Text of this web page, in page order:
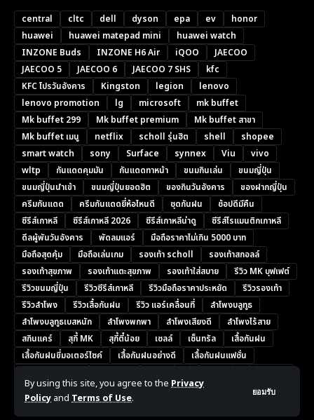
By using this site, you agree to the Privacy
Policy and Terms of Use.
ยอมรับ
central cltc dell dyson epa ev
honor
huawei
huawei matepad mini
huawei watch
INZONE Buds
INZONE H6 Air iQOO
JAECOO
JAECOO 5
JAECOO 6 JAECOO 7 SHS
kfc
KFC โปรวันอังคาร
Kingston legion
lenovo
lenovo promotion
lg microsoft
mk buffet
Mk buffet 299
Mk buffet premium
Mk buffet สาขา
Mk buffet เมนู
netflix scholl รุ่นฮิต shell
shopee
smart watch
sony Surface synnex Viu
vivo
wltp
กันแดดคุมมัน กันแดดทาหน้า ขนมกินเล่น
ขนมญี่ปุ่น
ขนมญี่ปุ่นนำเข้า
ขนมญี่ปุ่นยอดฮิต ของกินวันอังคาร
ของฝากญี่ปุ่น
ครีมกันแดด
ครีมกันแดดยี่ห้อไหนดี ชุดกันฝน
ช้อปดีมีคืน
ซีรีส์เกาหลี
ซีรีส์เกาหลี 2026 ซีรีส์เกาหลีน่าดู
ซีรีส์โรแมนติกเกาหลี
ดีลผู้พันวันอังคาร
พัดลมแอร์
มือถือราคาไม่เกิน 5000 บาท
มือถือสุดคุ้ม
มือถือเล่นเกม รองเท้า scholl
รองเท้าสกอลล์
รองเท้าสุขภาพ
รองเท้าแตะสุขภาพ รองเท้าใส่สบาย
รีวิว MK บุฟเฟต์
รีวิวขนมญี่ปุ่น
รีวิวซีรีส์เกาหลี รีวิวมือถือราคาประหยัด
รีวิวรองเท้า
รีวิวลำโพง
รีวิวเสื้อกันฝน รีวิว แอร์เคลื่อนที่
ลำโพงบลูทูธ
ลำโพงบลูทูธเบสหนัก
ลำโพงพกพา ลำโพงเสียงดี
ลำโพงไร้สาย
สกินแคร์
สุกี้ MK สุกี้ตี๋น้อย เชลล์ เซ็นทรัล
เสื้อกันฝน
เสื้อกันฝนขี่มอเตอร์ไซค์
เสื้อกันฝนอย่างดี
เสื้อกันฝนแฟชั่น
โทรศัพท์ราคาถูก
โปรคุ้ม โปรวันอังคาร
โปรโมชั่น ais
โปรโมชั่น kfc
โปรโมชั่น MK